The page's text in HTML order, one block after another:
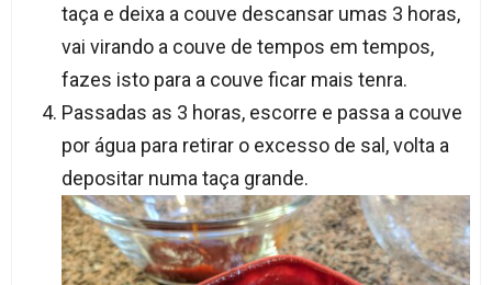
taça e deixa a couve descansar umas 3 horas,
vai virando a couve de tempos em tempos,
fazes isto para a couve ficar mais tenra.
Passadas as 3 horas, escorre e passa a couve
por água para retirar o excesso de sal, volta a
depositar numa taça grande.